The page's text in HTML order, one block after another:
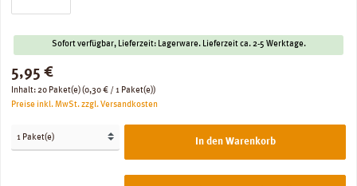
Sofort verfügbar, Lieferzeit: Lagerware. Lieferzeit ca. 2-5 Werktage.
Regulärer Preis:
5,95 €
Inhalt:20 Paket(e)(0,30 € / 1 Paket(e))
Preise inkl. MwSt. zzgl. Versandkosten
In den Warenkorb